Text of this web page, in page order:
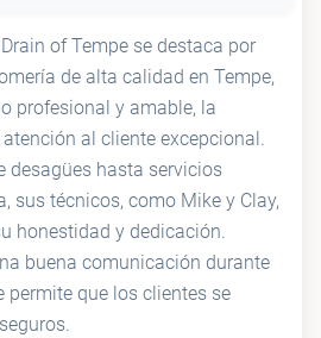
of Tempe se destaca por
de alta calidad en Tempe,
profesional y amable, la
al cliente excepcional.
desagües hasta servicios
sus técnicos, como Mike y Clay,
honestidad y dedicación.
buena comunicación durante
permite que los clientes se